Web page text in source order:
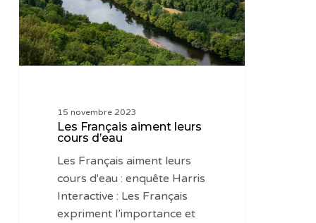
d’eau
15 novembre 2023
Les Français aiment leurs
cours d’eau
Les Français aiment leurs
cours d'eau : enquête Harris
Interactive : Les Français
expriment l’importance et